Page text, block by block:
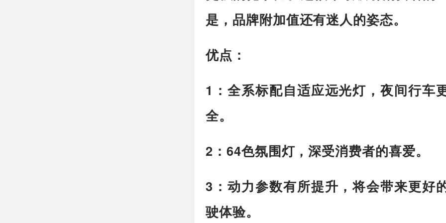
是，品牌附加值还有迷人的姿态。
优点：
1：全系标配自适应远光灯，夜间行车
全。
2：64色氛围灯，深受消费者的喜爱。
3：动力参数有所提升，将会带来更好
驶体验。